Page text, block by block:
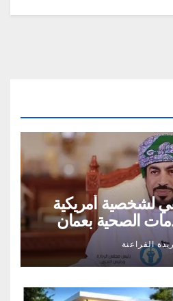
لشخصية أمريكية
الصحية بعمان
الفراعنة